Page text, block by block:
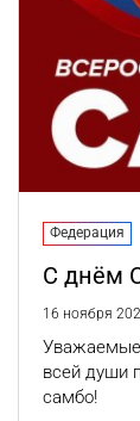
Федерация
С днём
16 ноября
Уважаемые
всей души
самбо!